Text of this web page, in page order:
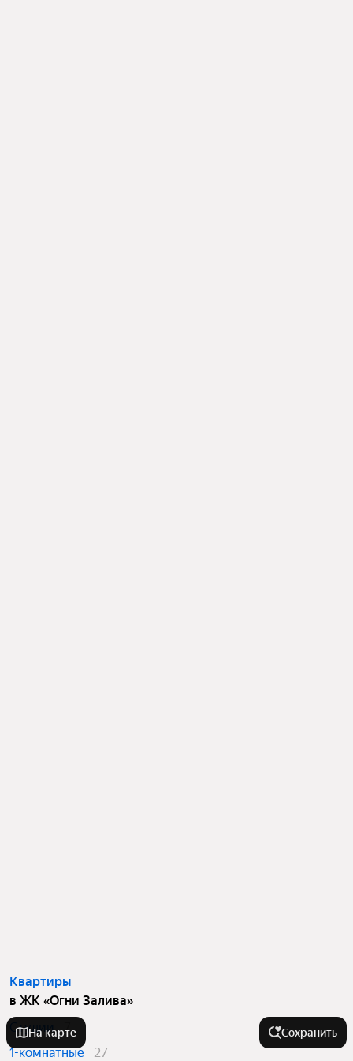
Квартиры
в ЖК «Огни Залива»
Студии
7
1-комнатные
27
На карте Сохранить